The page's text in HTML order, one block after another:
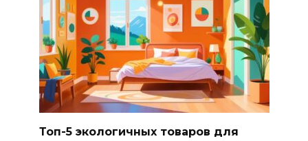
Топ-5 экологичных товаров для